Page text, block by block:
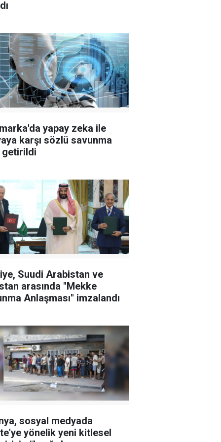
yapay zeka ile
karşı sözlü savunma
getirildi
Suudi Arabistan ve
arasında "Mekke
Anlaşması" imzalandı
sosyal medyada
yönelik yeni kitlesel